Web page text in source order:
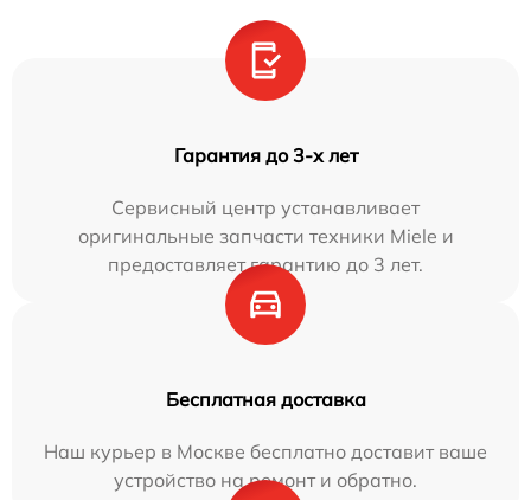
Гарантия до 3-х лет
Сервисный центр устанавливает
оригинальные запчасти техники Miele и
предоставляет гарантию до 3 лет.
Бесплатная доставка
Наш курьер в Москве бесплатно доставит ваше
устройство на ремонт и обратно.